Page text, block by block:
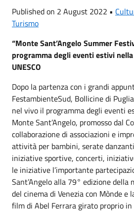
Published on 2 August 2022 •
Turismo
“Monte Sant’Angelo Summer
programma degli eventi estivi
UNESCO
Dopo la partenza con i grandi
FestambienteSud, Bollicine di
nel vivo il programma degli eventi
Monte Sant’Angelo, promosso dal
collaborazione di associazioni e
attività per bambini, serate
iniziative sportive, concerti,
le iniziative l’importante
Sant’Angelo alla 79° edizione
del cinema di Venezia con Mònde e
film di Abel Ferrara girato proprio